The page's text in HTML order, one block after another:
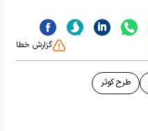
گزارش خطا
طرح کوثر